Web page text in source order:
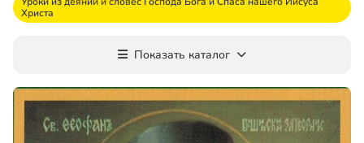
Христа
Показать каталог